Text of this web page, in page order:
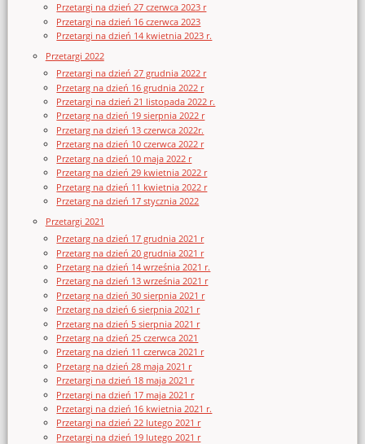
Przetargi na dzień 27 czerwca 2023 r
Przetargi na dzień 16 czerwca 2023
Przetargi na dzień 14 kwietnia 2023 r.
Przetargi 2022
Przetargi na dzień 27 grudnia 2022 r
Przetarg na dzień 16 grudnia 2022 r
Przetargi na dzień 21 listopada 2022 r.
Przetarg na dzień 19 sierpnia 2022 r
Przetarg na dzień 13 czerwca 2022r.
Przetarg na dzień 10 czerwca 2022 r
Przetarg na dzień 10 maja 2022 r
Przetarg na dzień 29 kwietnia 2022 r
Przetarg na dzień 11 kwietnia 2022 r
Przetarg na dzień 17 stycznia 2022
Przetargi 2021
Przetarg na dzień 17 grudnia 2021 r
Przetarg na dzień 20 grudnia 2021 r
Przetarg na dzień 14 września 2021 r.
Przetarg na dzień 13 września 2021 r
Przetarg na dzień 30 sierpnia 2021 r
Przetarg na dzień 6 sierpnia 2021 r
Przetarg na dzień 5 sierpnia 2021 r
Przetarg na dzień 25 czerwca 2021
Przetarg na dzień 11 czerwca 2021 r
Przetarg na dzień 28 maja 2021 r
Przetargi na dzień 18 maja 2021 r
Przetargi na dzień 17 maja 2021 r
Przetargi na dzień 16 kwietnia 2021 r.
Przetargi na dzień 22 lutego 2021 r
Przetargi na dzień 19 lutego 2021 r